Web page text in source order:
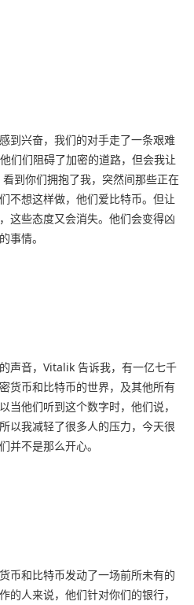
到兴奋，我们的对手走了一条艰难
们们阻碍了加密的道路，但会我让
到你们拥抱了我，突然间那些正在
不想这样做，他们爱比特币。但让
这些态度又会消失。他们会变得凶
事情。
声音，Vitalik 告诉我，有一亿七千
货币和比特币的世界，及其他所有
当他们听到这个数字时，他们说，
以我减轻了很多人的压力，今天很
并不是那么开心。
币和比特币发动了一场前所未有的
的人来说，他们针对你们的银行，